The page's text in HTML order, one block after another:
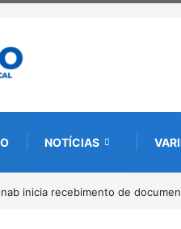
NOTÍCIAS
internacional debate futuro